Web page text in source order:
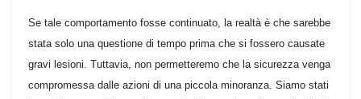
Se tale comportamento fosse continuato, la realtà è che sarebbe
stata solo una questione di tempo prima che si fossero causate
gravi lesioni. Tuttavia, non permetteremo che la sicurezza venga
compromessa dalle azioni di una piccola minoranza. Siamo stati